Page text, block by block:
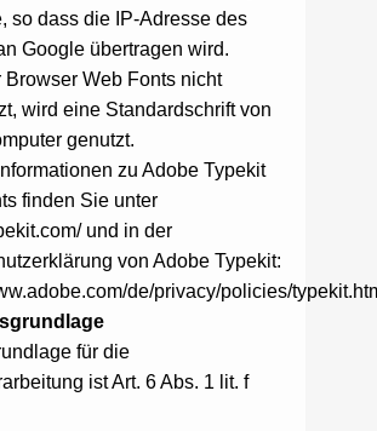
so dass die IP-Adresse des
Google übertragen wird.
Browser Web Fonts nicht
wird eine Standardschrift von
genutzt.
zu Adobe Typekit
finden Sie unter
und in der
von Adobe Typekit:
de/privacy/policies/
für die
ist Art. 6 Abs. 1 lit. f